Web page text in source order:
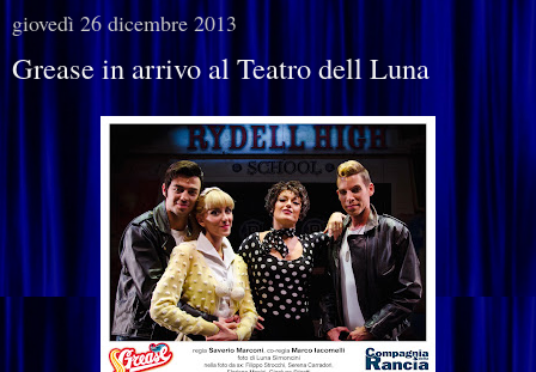
giovedì 26 dicembre 2013
Grease in arrivo al Teatro dell Luna